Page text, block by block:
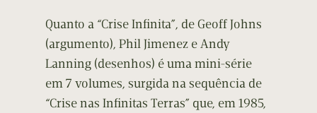
Quanto a “Crise Infinita”, de Geoff Johns
(argumento), Phil Jimenez e Andy
Lanning (desenhos) é uma mini-série
em 7 volumes, surgida na sequência de
“Crise nas Infinitas Terras” que, em 1985,